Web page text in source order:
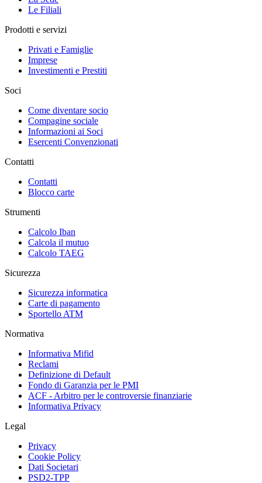
Le Filiali
Prodotti e servizi
Privati e Famiglie
Imprese
Investimenti e Prestiti
Soci
Come diventare socio
Compagine sociale
Informazioni ai Soci
Esercenti Convenzionati
Contatti
Contatti
Blocco carte
Strumenti
Calcolo Iban
Calcola il mutuo
Calcolo TAEG
Sicurezza
Sicurezza informatica
Carte di pagamento
Sportello ATM
Normativa
Informativa Mifid
Reclami
Definizione di Default
Fondo di Garanzia per le PMI
ACF - Arbitro per le controversie finanziarie
Informativa Privacy
Legal
Privacy
Cookie Policy
Dati Societari
PSD2-TPP